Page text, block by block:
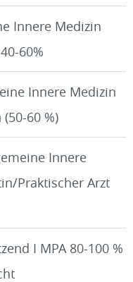
Innere Medizin
60%
Innere Medizin
60 %)
Innere
Praktischer Arzt
I MPA 80-100 %